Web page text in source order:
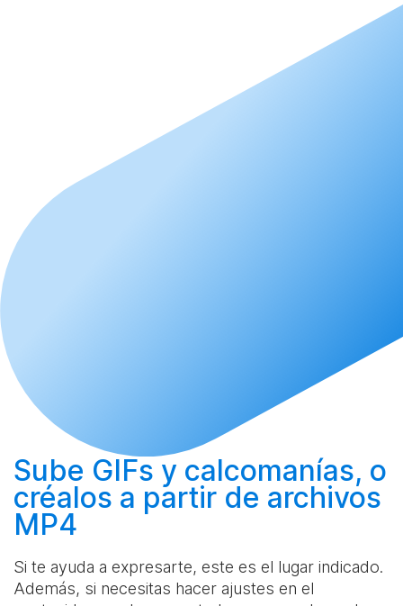
Sube GIFs y calcomanías, o
créalos a partir de archivos
MP4
Si te ayuda a expresarte, este es el lugar indicado.
Además, si necesitas hacer ajustes en el